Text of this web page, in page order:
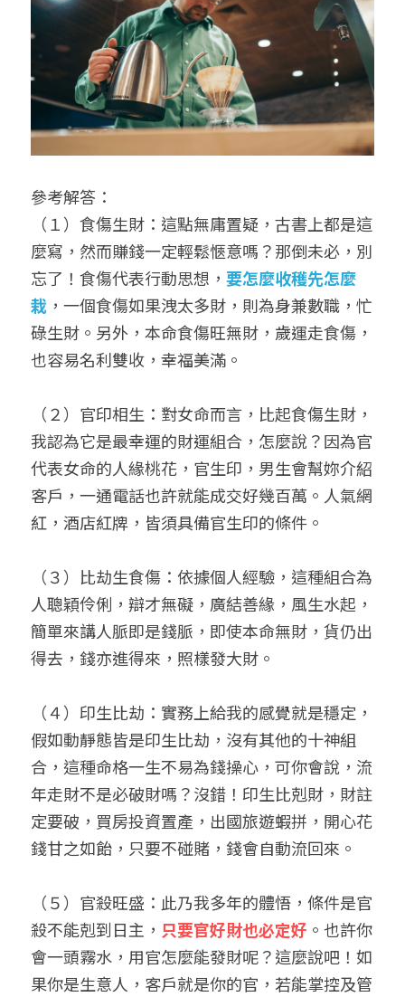
五行計算高階班
團隊訓練營
support@p8zicourse.com
五行八字線上班
參考解答：
（１）食傷生財：這點無庸置疑，古書上都是這
麼寫，然而賺錢一定輕鬆愜意嗎？那倒未必，別
忘了！食傷代表行動思想， 要怎麼收穫先怎麼
栽 ，一個食傷如果洩太多財，則為身兼數職，忙
碌生財。另外，本命食傷旺無財，歲運走食傷，
也容易名利雙收，幸福美滿。
（２）官印相生：對女命而言，比起食傷生財，
我認為它是最幸運的財運組合，怎麼說？因為官
代表女命的人緣桃花，官生印，男生會幫妳介紹
客戶，一通電話也許就能成交好幾百萬。人氣網
紅，酒店紅牌，皆須具備官生印的條件。
（３）比劫生食傷：依據個人經驗，這種組合為
人聰穎伶俐，辯才無礙，廣結善緣，風生水起，
簡單來講人脈即是錢脈，即使本命無財，貨仍出
得去，錢亦進得來，照樣發大財。
（４）印生比劫：實務上給我的感覺就是穩定，
假如動靜態皆是印生比劫，沒有其他的十神組
合，這種命格一生不易為錢操心，可你會說，流
年走財不是必破財嗎？沒錯！印生比剋財，財註
定要破，買房投資置產，出國旅遊蝦拼，開心花
錢甘之如飴，只要不碰賭，錢會自動流回來。
（５）官殺旺盛：此乃我多年的體悟，條件是官
殺不能剋到日主， 只要官好財也必定好 。也許你
會一頭霧水，用官怎麼能發財呢？這麼說吧！如
果你是生意人，客戶就是你的官，若能掌控及管